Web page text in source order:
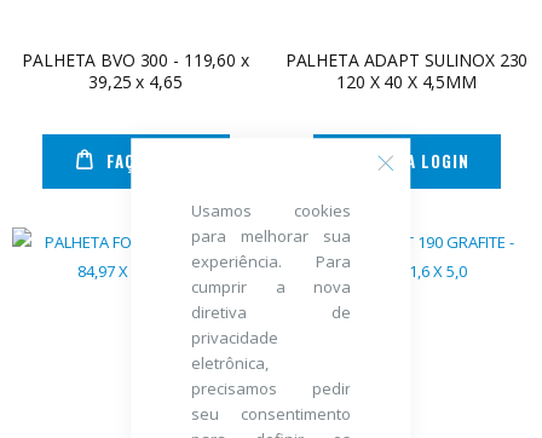
Usamos cookies
para melhorar sua
experiência. Para
cumprir a nova
diretiva de
privacidade
eletrônica,
precisamos pedir
seu consentimento
PALHETA BVO 300 - 119,60 x
39,25 x 4,65
FAÇA LOGIN
PALHETA ADAPT SULINOX 230
120 X 40 X 4,5MM
FAÇA LOGIN